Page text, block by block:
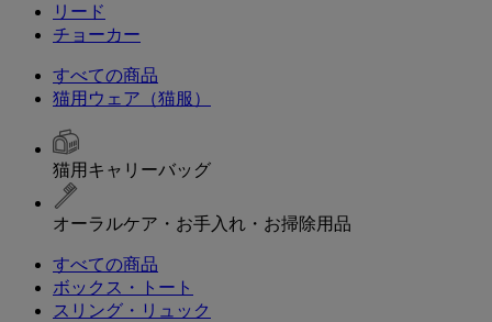
リード
チョーカー
すべての商品
猫用ウェア（猫服）
猫用キャリーバッグ
オーラルケア・お手入れ・お掃除用品
すべての商品
ボックス・トート
スリング・リュック